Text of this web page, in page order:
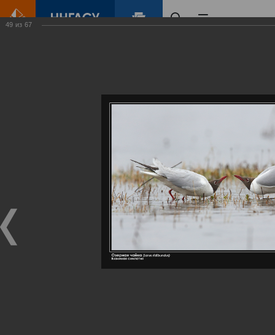
49 из 67